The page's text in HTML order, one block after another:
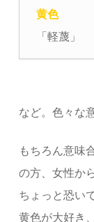
黄色
「軽蔑」
など。色々な
もちろん意味
の方、女性か
ちょっと恐い
黄色が大好き